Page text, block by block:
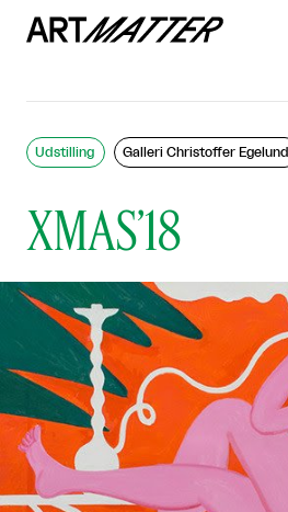
XMAS’18
Udstilling Galleri Christoffer Egelund